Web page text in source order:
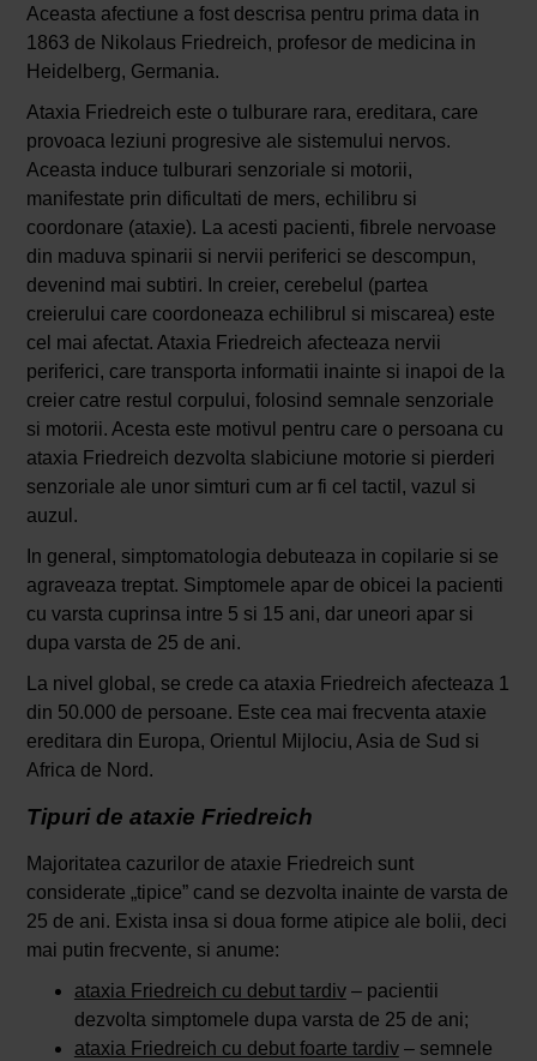
Aceasta afectiune a fost descrisa pentru prima data in
1863 de Nikolaus Friedreich, profesor de medicina in
Heidelberg, Germania.
Ataxia Friedreich este o tulburare rara, ereditara, care
provoaca leziuni progresive ale sistemului nervos.
Aceasta induce tulburari senzoriale si motorii,
manifestate prin dificultati de mers, echilibru si
coordonare (ataxie). La acesti pacienti, fibrele nervoase
din maduva spinarii si nervii periferici se descompun,
devenind mai subtiri. In creier, cerebelul (partea
creierului care coordoneaza echilibrul si miscarea) este
cel mai afectat. Ataxia Friedreich afecteaza nervii
periferici, care transporta informatii inainte si inapoi de la
creier catre restul corpului, folosind semnale senzoriale
si motorii. Acesta este motivul pentru care o persoana cu
ataxia Friedreich dezvolta slabiciune motorie si pierderi
senzoriale ale unor simturi cum ar fi cel tactil, vazul si
auzul.
In general, simptomatologia debuteaza in copilarie si se
agraveaza treptat. Simptomele apar de obicei la pacienti
cu varsta cuprinsa intre 5 si 15 ani, dar uneori apar si
dupa varsta de 25 de ani.
La nivel global, se crede ca ataxia Friedreich afecteaza 1
din 50.000 de persoane. Este cea mai frecventa ataxie
ereditara din Europa, Orientul Mijlociu, Asia de Sud si
Africa de Nord.
Tipuri de ataxie Friedreich
Majoritatea cazurilor de ataxie Friedreich sunt
considerate „tipice” cand se dezvolta inainte de varsta de
25 de ani. Exista insa si doua forme atipice ale bolii, deci
mai putin frecvente, si anume:
ataxia Friedreich cu debut tardiv– pacientii
dezvolta simptomele dupa varsta de 25 de ani;
ataxia Friedreich cu debut foarte tardiv– semnele